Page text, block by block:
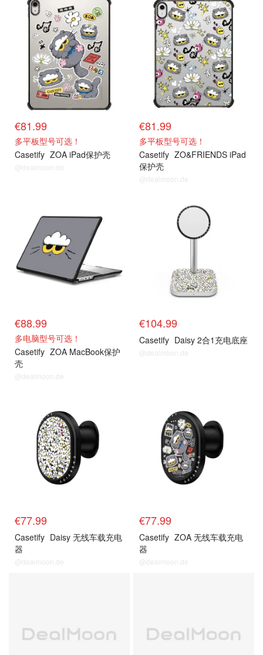
抢货直达
€81.99
多平板型号可选！
Casetify ZOA iPad保护壳
@dealmoon.de
抢货直达
€81.99
多平板型号可选！
Casetify ZO&FRIENDS iPad
保护壳
@dealmoon.de
€88.99
多电脑型号可选！
Casetify ZOA MacBook保护
壳
@dealmoon.de
€104.99
Casetify Daisy 2合1充电底座
@dealmoon.de
€77.99
Casetify Daisy 无线车载充电
器
@dealmoon.de
€77.99
Casetify ZOA 无线车载充电
器
@dealmoon.de